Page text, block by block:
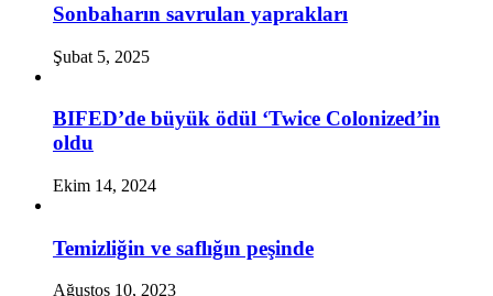
Sonbaharın savrulan yaprakları
Şubat 5, 2025
BIFED’de büyük ödül ‘Twice Colonized’in
oldu
Ekim 14, 2024
Temizliğin ve saflığın peşinde
Ağustos 10, 2023